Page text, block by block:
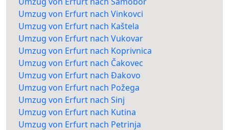
Umzug von Erfurt nach Vinkovci
Umzug von Erfurt nach Kaštela
Umzug von Erfurt nach Vukovar
Umzug von Erfurt nach Koprivnica
Umzug von Erfurt nach Čakovec
Umzug von Erfurt nach Đakovo
Umzug von Erfurt nach Požega
Umzug von Erfurt nach Sinj
Umzug von Erfurt nach Kutina
Umzug von Erfurt nach Petrinja